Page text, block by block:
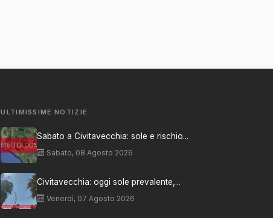
ULTIMISSIME NOTIZIE
Sabato a Civitavecchia: sole e rischio...
Sabato, 08 Agosto 2026
Civitavecchia: oggi sole prevalente,...
Venerdì, 07 Agosto 2026